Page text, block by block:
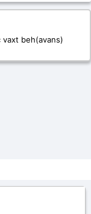
vaxt beh(avans)